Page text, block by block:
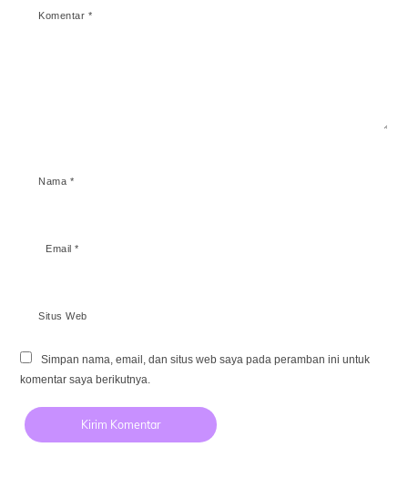
Komentar *
Nama *
Email*
Situs Web
Simpan nama, email, dan situs web saya pada peramban ini untuk
komentar saya berikutnya.